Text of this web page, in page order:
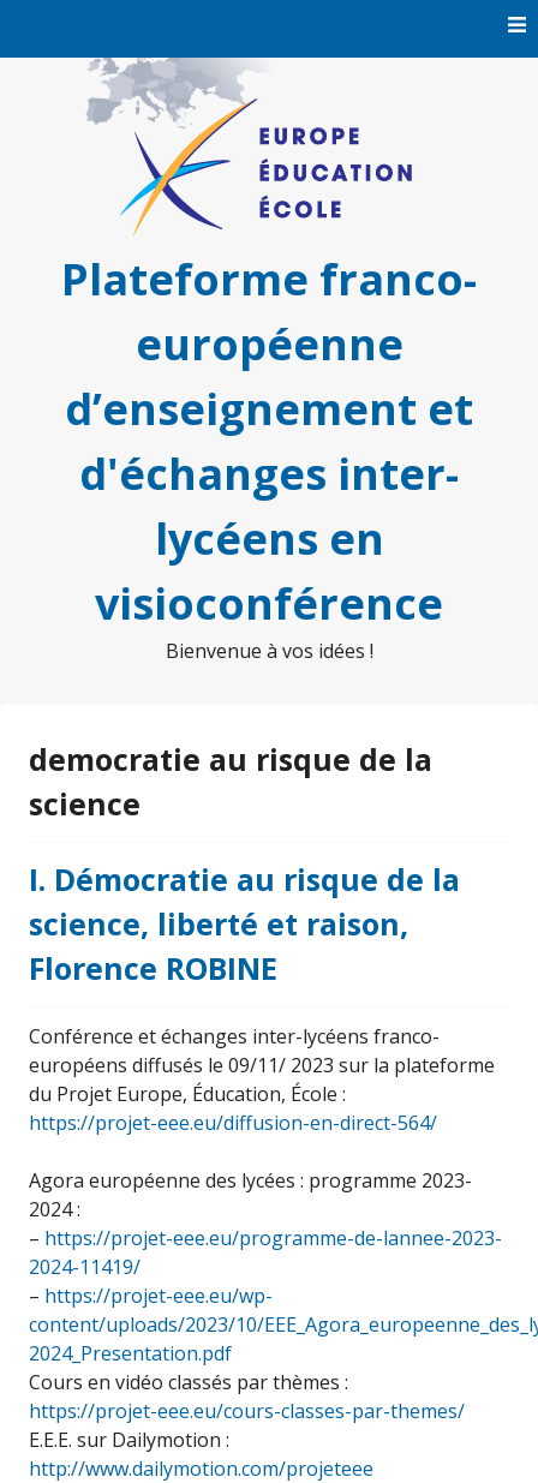
Plateforme franco-
européenne
d’enseignement et
d'échanges inter-
lycéens en
visioconférence
Bienvenue à vos idées !
democratie au risque de la
science
I. Démocratie au risque de la
science, liberté et raison,
Florence ROBINE
Conférence et échanges inter-lycéens franco-
européens diffusés le 09/11/ 2023 sur la plateforme
du Projet Europe, Éducation, École :
https://projet-eee.eu/diffusion-en-direct-564/
Agora européenne des lycées : programme 2023-
2024 :
– https://projet-eee.eu/programme-de-lannee-2023-
2024-11419/
– https://projet-eee.eu/wp-
content/uploads/2023/10/
2024_Presentation.pdf
Cours en vidéo classés par thèmes :
https://projet-eee.eu/cours-classes-par-themes/
E.E.E. sur Dailymotion :
http://www.dailymotion.com/projeteee